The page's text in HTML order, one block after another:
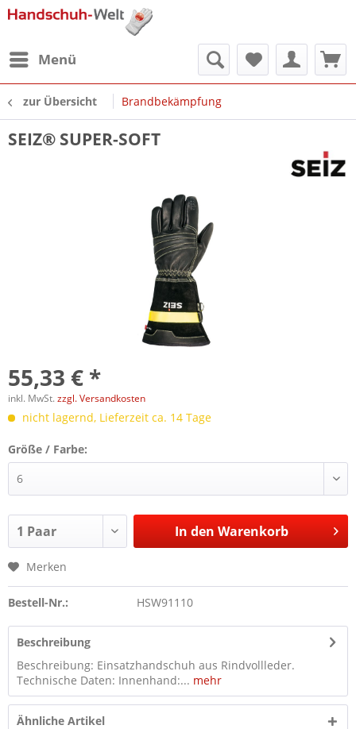
Menü
zur Übersicht Brandbekämpfung
SEIZ® SUPER-SOFT
55,33 € *
inkl. MwSt. zzgl. Versandkosten
nicht lagernd, Lieferzeit ca. 14 Tage
Größe / Farbe:
In den Warenkorb
Merken
Bestell-Nr.: HSW91110
Beschreibung
Beschreibung: Einsatzhandschuh aus Rindvollleder.
Technische Daten: Innenhand:... mehr
Ähnliche Artikel